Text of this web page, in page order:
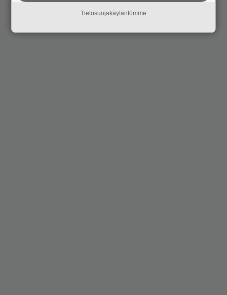
Tietosuojakäytäntömme